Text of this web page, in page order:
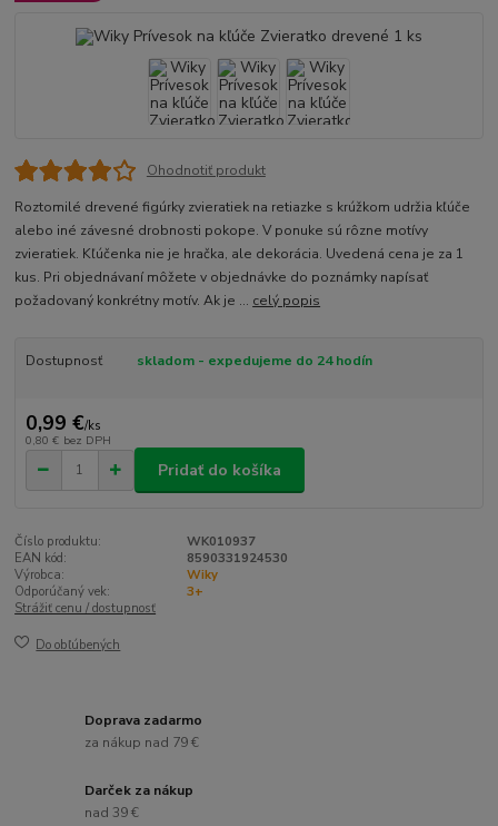
Ohodnotiť produkt
Roztomilé drevené figúrky zvieratiek na retiazke s krúžkom udržia kľúče
alebo iné závesné drobnosti pokope. V ponuke sú rôzne motívy
zvieratiek. Kľúčenka nie je hračka, ale dekorácia. Uvedená cena je za 1
kus. Pri objednávaní môžete v objednávke do poznámky napísať
požadovaný konkrétny motív. Ak je ... celý popis
Dostupnosť skladom - expedujeme do 24 hodín
0,99 €/ks
0,80 € bez DPH
Pridať do košíka
Číslo produktu:
WK010937
EAN kód:
8590331924530
Výrobca:
Wiky
Odporúčaný vek:
3+
Strážiť cenu / dostupnosť
Do obľúbených
Doprava zadarmo
za nákup nad 79 €
Darček za nákup
nad 39 €